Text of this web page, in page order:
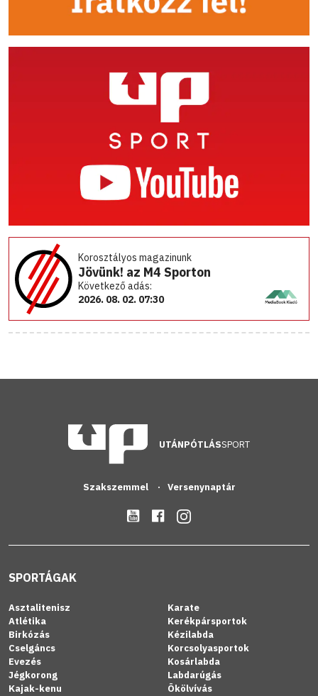
Korosztályos magazinunk
Jövünk! az M4 Sporton
Következő adás:
2026. 08. 02. 07:30
UTÁNPÓTLÁSSPORT
Szakszemmel Versenynaptár
SPORTÁGAK
Asztalitenisz
Atlétika
Birkózás
Cselgáncs
Evezés
Jégkorong
Kajak-kenu
Karate
Kerékpársportok
Kézilabda
Korcsolyasportok
Kosárlabda
Labdarúgás
Ökölvívás